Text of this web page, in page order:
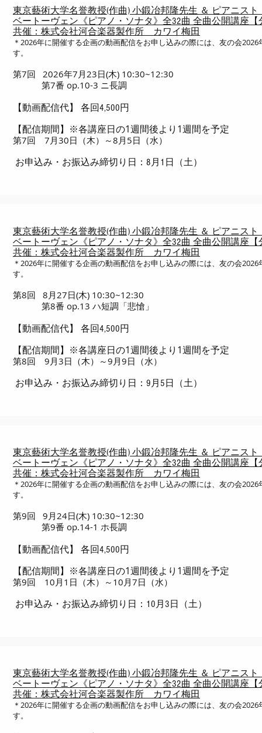
東京藝術大学名誉教授(作曲) 小鍛冶邦隆先生 ＆ ピアニス
ベートーヴェン《ピアノ・ソナタ》全32曲 全曲公開講座【
共催：株式会社河合楽器製作所 カワイ梅田
＊2026年に開催する企画の動画配信をお申し込みの際には、友の会
す。
第7回 2026年7月23日(木) 10:30~12:30
第7番 op.10-3 ニ長調
【動画配信代】 各回4,500円
【配信期間】 ※各講座日の1週間後より1週間を予定
第7回 7月30日（木）～8月5日（水）
お申込み・お振込み締切り日：8月1日（土）
東京藝術大学名誉教授(作曲) 小鍛冶邦隆先生 ＆ ピアニス
ベートーヴェン《ピアノ・ソナタ》全32曲 全曲公開講座【
共催：株式会社河合楽器製作所 カワイ梅田
＊2026年に開催する企画の動画配信をお申し込みの際には、友の会
す。
第8回 8月27日(木) 10:30~12:30
第8番 op.13 ハ短調「悲愴」
【動画配信代】 各回4,500円
【配信期間】 ※各講座日の1週間後より1週間を予定
第8回 9月3日（木）～9月9日（水）
お申込み・お振込み締切り日：9月5日（土）
東京藝術大学名誉教授(作曲) 小鍛冶邦隆先生 ＆ ピアニス
ベートーヴェン《ピアノ・ソナタ》全32曲 全曲公開講座【
共催：株式会社河合楽器製作所 カワイ梅田
＊2026年に開催する企画の動画配信をお申し込みの際には、友の会
す。
第9回 9月24日(木) 10:30~12:30
第9番 op.14-1 ホ長調
【動画配信代】 各回4,500円
【配信期間】 ※各講座日の1週間後より1週間を予定
第9回 10月1日（木）～10月7日（水）
お申込み・お振込み締切り日：10月3日（土）
東京藝術大学名誉教授(作曲) 小鍛冶邦隆先生 ＆ ピアニス
ベートーヴェン《ピアノ・ソナタ》全32曲 全曲公開講座【
共催：株式会社河合楽器製作所 カワイ梅田
＊2026年に開催する企画の動画配信をお申し込みの際には、友の会
す。